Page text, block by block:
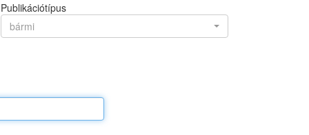
Publikációtípus
bármi